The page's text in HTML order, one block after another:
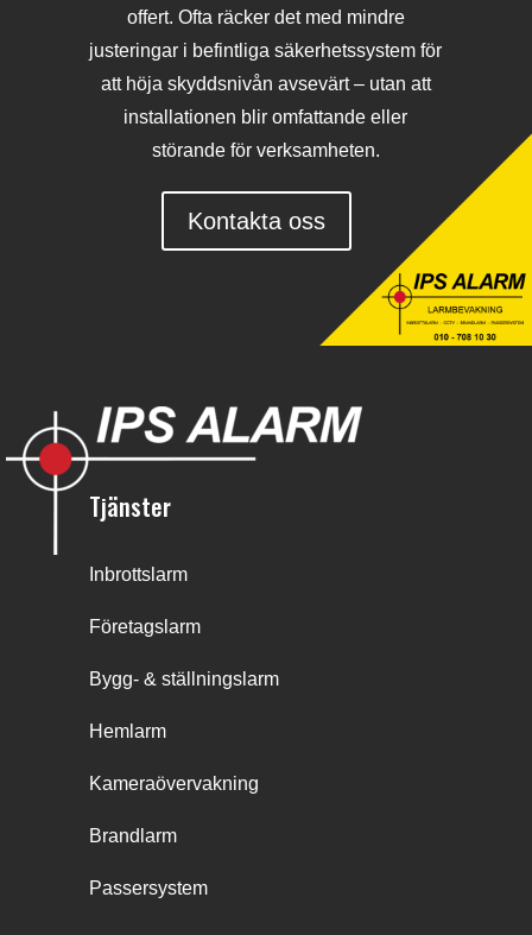
offert. Ofta räcker det med mindre
justeringar i befintliga säkerhetssystem för
att höja skyddsnivån avsevärt – utan att
installationen blir omfattande eller
störande för verksamheten.
Kontakta oss
Tjänster
Inbrottslarm
Företagslarm
Bygg- & ställningslarm
Hemlarm
Kameraövervakning
Brandlarm
Passersystem